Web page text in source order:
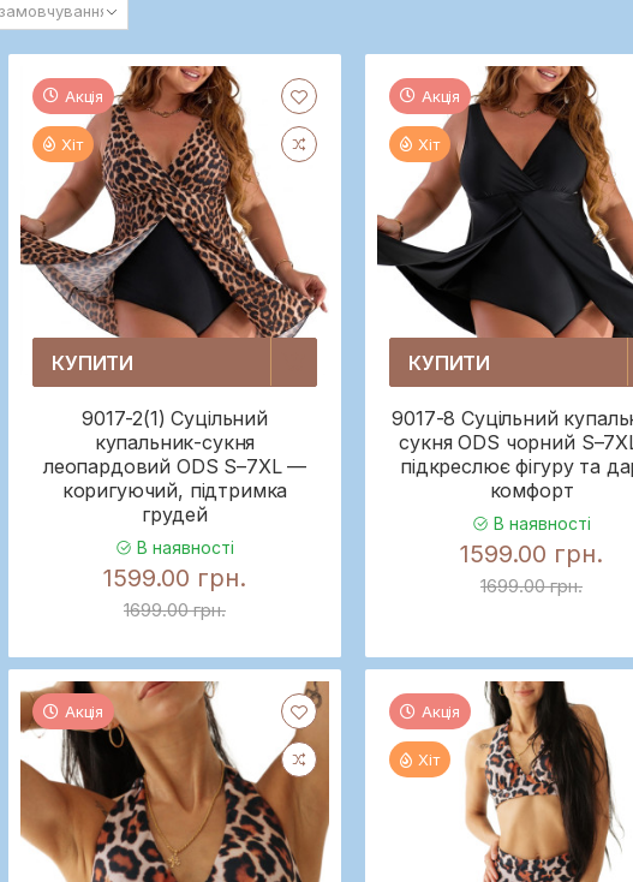
Акція
Хіт
КУПИТИ
9017-2(1) Суцільний
купальник-сукня
леопардовий ODS S–7XL —
коригуючий, підтримка
грудей
В наявності
1599.00 грн.
1699.00 грн.
Акція
Хіт
КУПИТИ
9017-8 Суцільний
сукня ODS чорний
підкреслює фігуру та
комфорт
В наявності
1599.00 грн.
1699.00 грн.
Акція Акція
Хіт